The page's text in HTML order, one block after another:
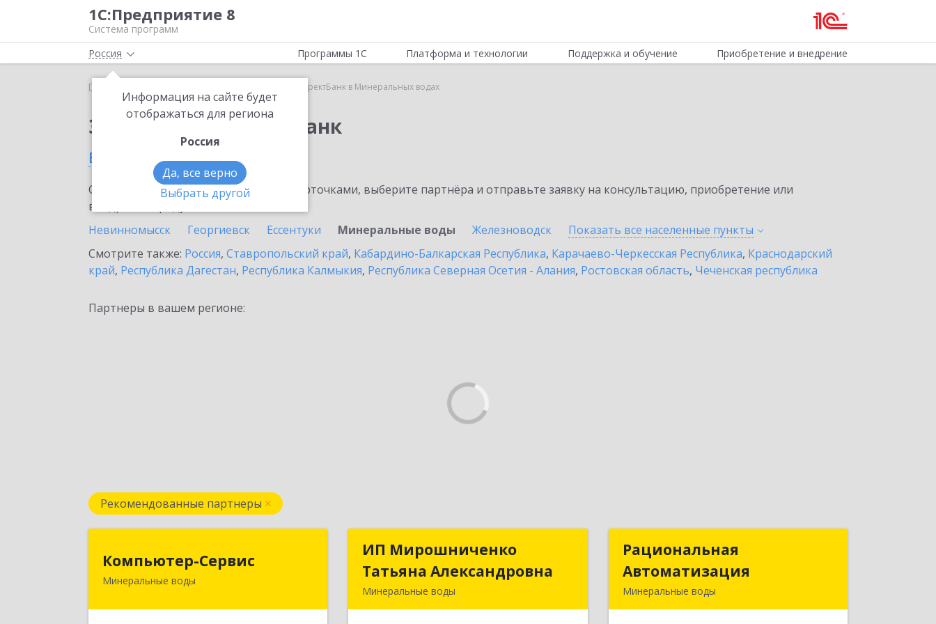
1С:Предприятие 8
Система программ
Россия
Информация на сайте будет
отображаться для региона
Россия
Да, все верно
Выбрать другой
Программы 1С Платформа и технологии Поддержка и обучение Приобретение и внедрение
Главная 1С:ДиректБанк в Минеральных водах
Заказать 1С:ДиректБанк
в Минеральных водах
Ознакомьтесь с информационными карточками, выберите партнёра и отправьте заявку на консультацию, приобретение или
внедрение продукта.
Невинномысск
Георгиевск Ессентуки Минеральные воды Железноводск Показать все населенные пункты
Смотрите также: Россия, Ставропольский край, Кабардино-Балкарская Республика, Карачаево-Черкесская Республика, Краснодарский
край, Республика Дагестан, Республика Калмыкия, Республика Северная Осетия - Алания, Ростовская область, Чеченская республика
Партнеры в вашем регионе:
Рекомендованные партнеры
Компьютер-Сервис
Минеральные воды
357202, Ставропольский край,
ИП Мирошниченко
Татьяна Александровна
Минеральные воды
ИП Мирошниченко
Татьяна Александровна
Рациональная
Автоматизация
Минеральные воды
Рациональная
Автоматизация